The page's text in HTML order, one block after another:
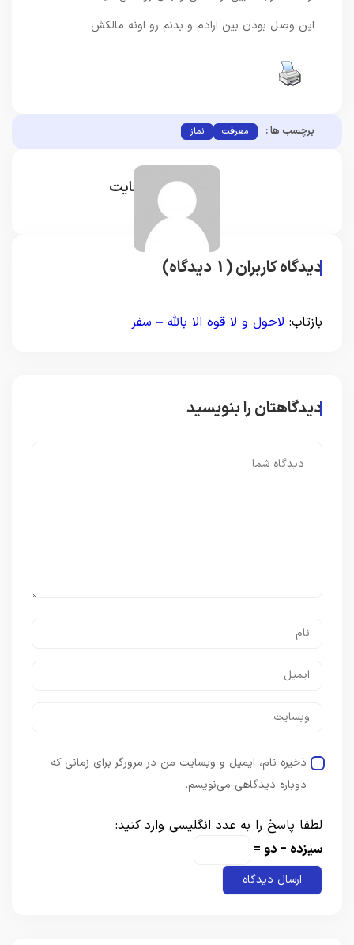
این وصل بودن بین ارادم و بدنم رو اونه مالکش
برچسب ها : معرفت نماز
مدیر سایت
دیدگاه کاربران (1 دیدگاه)
بازتاب: لاحول و لا قوه الا بالله – سفر
دیدگاهتان را بنویسید
ذخیره نام، ایمیل و وبسایت من در مرورگر برای زمانی که
دوباره دیدگاهی می‌نویسم.
لطفا پاسخ را به عدد انگلیسی وارد کنید:
سیزده − دو =